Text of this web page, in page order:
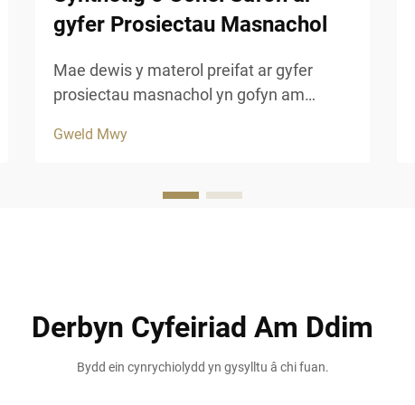
gyfer Prosiectau Masnachol
Mae dewis y materol preifat ar gyfer
prosiectau masnachol yn gofyn am
pherfformiad hir dymor. Mae gwely fwyd
fusnesau sy'n chwilio am ymddangosiad
Gweld Mwy
Derbyn Cyfeiriad Am Ddim
Bydd ein cynrychiolydd yn gysylltu â chi fuan.